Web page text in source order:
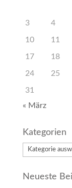
3 4
10 11
17 18
24 25
31
« März
Kategorien
Kategorien
Neueste